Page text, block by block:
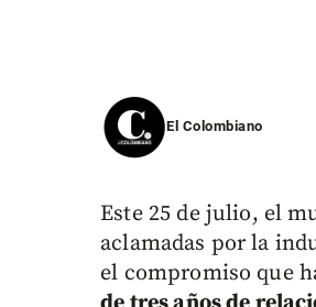
El Colombiano
Este 25 de julio, el
aclamadas por la
el compromiso que